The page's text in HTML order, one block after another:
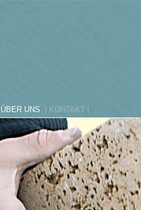
| ÜBER UNS | KONTAKT |